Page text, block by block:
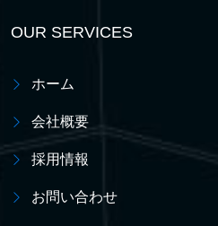
OUR SERVICES
ホーム
会社概要
採用情報
お問い合わせ